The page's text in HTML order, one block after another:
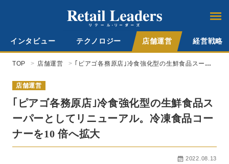
インタビュー テクノロジー 店舗運営 経営戦略
TOP 店舗運営
｢ピアゴ各務原店｣冷食強化型の生鮮食品スーパ
店舗運営
｢ピアゴ各務原店｣冷食強化型の生鮮食品ス
ーパーとしてリニューアル。冷凍食品コー
ナーを10 倍へ拡大
2022.08.13